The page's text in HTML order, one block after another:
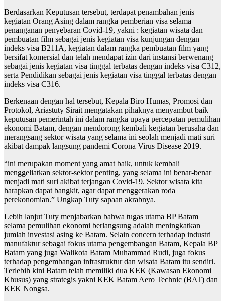
Berdasarkan Keputusan tersebut, terdapat penambahan jenis
kegiatan Orang Asing dalam rangka pemberian visa selama
penanganan penyebaran Covid-19, yakni : kegiatan wisata dan
pembuatan film sebagai jenis kegiatan visa kunjungan dengan
indeks visa B211A, kegiatan dalam rangka pembuatan film yang
bersifat komersial dan telah mendapat izin dari instansi berwenang
sebagai jenis kegiatan visa tinggal terbatas dengan indeks visa C312,
serta Pendidikan sebagai jenis kegiatan visa tinggal terbatas dengan
indeks visa C316.
Berkenaan dengan hal tersebut, Kepala Biro Humas, Promosi dan
Protokol, Ariastuty Sirait mengatakan pihaknya menyambut baik
keputusan pemerintah ini dalam rangka upaya percepatan pemulihan
ekonomi Batam, dengan mendorong kembali kegiatan berusaha dan
merangsang sektor wisata yang selama ini seolah menjadi mati suri
akibat dampak langsung pandemi Corona Virus Disease 2019.
“ini merupakan moment yang amat baik, untuk kembali
menggeliatkan sektor-sektor penting, yang selama ini benar-benar
menjadi mati suri akibat terjangan Covid-19. Sektor wisata kita
harapkan dapat bangkit, agar dapat menggerakan roda
perekonomian.” Ungkap Tuty sapaan akrabnya.
Lebih lanjut Tuty menjabarkan bahwa tugas utama BP Batam
selama pemulihan ekonomi berlangsung adalah meningkatkan
jumlah investasi asing ke Batam. Selain concern terhadap industri
manufaktur sebagai fokus utama pengembangan Batam, Kepala BP
Batam yang juga Walikota Batam Muhammad Rudi, juga fokus
terhadap pengembangan infrastruktur dan wisata Batam itu sendiri.
Terlebih kini Batam telah memiliki dua KEK (Kawasan Ekonomi
Khusus) yang strategis yakni KEK Batam Aero Technic (BAT) dan
KEK Nongsa.